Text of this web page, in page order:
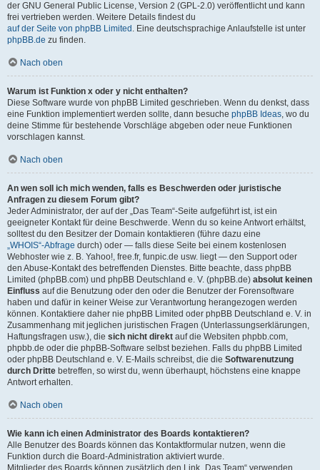
der GNU General Public License, Version 2 (GPL-2.0) veröffentlicht und kann
frei vertrieben werden. Weitere Details findest du
auf der Seite von phpBB Limited . Eine deutschsprachige Anlaufstelle ist unter
phpBB.de zu finden.
Nach oben
Warum ist Funktion x oder y nicht enthalten?
Diese Software wurde von phpBB Limited geschrieben. Wenn du denkst, dass
eine Funktion implementiert werden sollte, dann besuche phpBB Ideas, wo du
deine Stimme für bestehende Vorschläge abgeben oder neue Funktionen
vorschlagen kannst.
Nach oben
An wen soll ich mich wenden, falls es Beschwerden oder juristische
Anfragen zu diesem Forum gibt?
Jeder Administrator, der auf der „Das Team“-Seite aufgeführt ist, ist ein
geeigneter Kontakt für deine Beschwerde. Wenn du so keine Antwort erhältst,
solltest du den Besitzer der Domain kontaktieren (führe dazu eine
„WHOIS“-Abfrage durch) oder — falls diese Seite bei einem kostenlosen
Webhoster wie z. B. Yahoo!, free.fr, funpic.de usw. liegt — den Support oder
den Abuse-Kontakt des betreffenden Dienstes. Bitte beachte, dass phpBB
Limited (phpBB.com) und phpBB Deutschland e. V. (phpBB.de) absolut keinen
Einfluss auf die Benutzung oder den oder die Benutzer der Forensoftware
haben und dafür in keiner Weise zur Verantwortung herangezogen werden
können. Kontaktiere daher nie phpBB Limited oder phpBB Deutschland e. V. in
Zusammenhang mit jeglichen juristischen Fragen (Unterlassungserklärungen,
Haftungsfragen usw.), die sich nicht direkt auf die Websiten phpbb.com,
phpbb.de oder die phpBB-Software selbst beziehen. Falls du phpBB Limited
oder phpBB Deutschland e. V. E-Mails schreibst, die die Softwarenutzung
durch Dritte betreffen, so wirst du, wenn überhaupt, höchstens eine knappe
Antwort erhalten.
Nach oben
Wie kann ich einen Administrator des Boards kontaktieren?
Alle Benutzer des Boards können das Kontaktformular nutzen, wenn die
Funktion durch die Board-Administration aktiviert wurde.
Mitglieder des Boards können zusätzlich den Link „Das Team“ verwenden.